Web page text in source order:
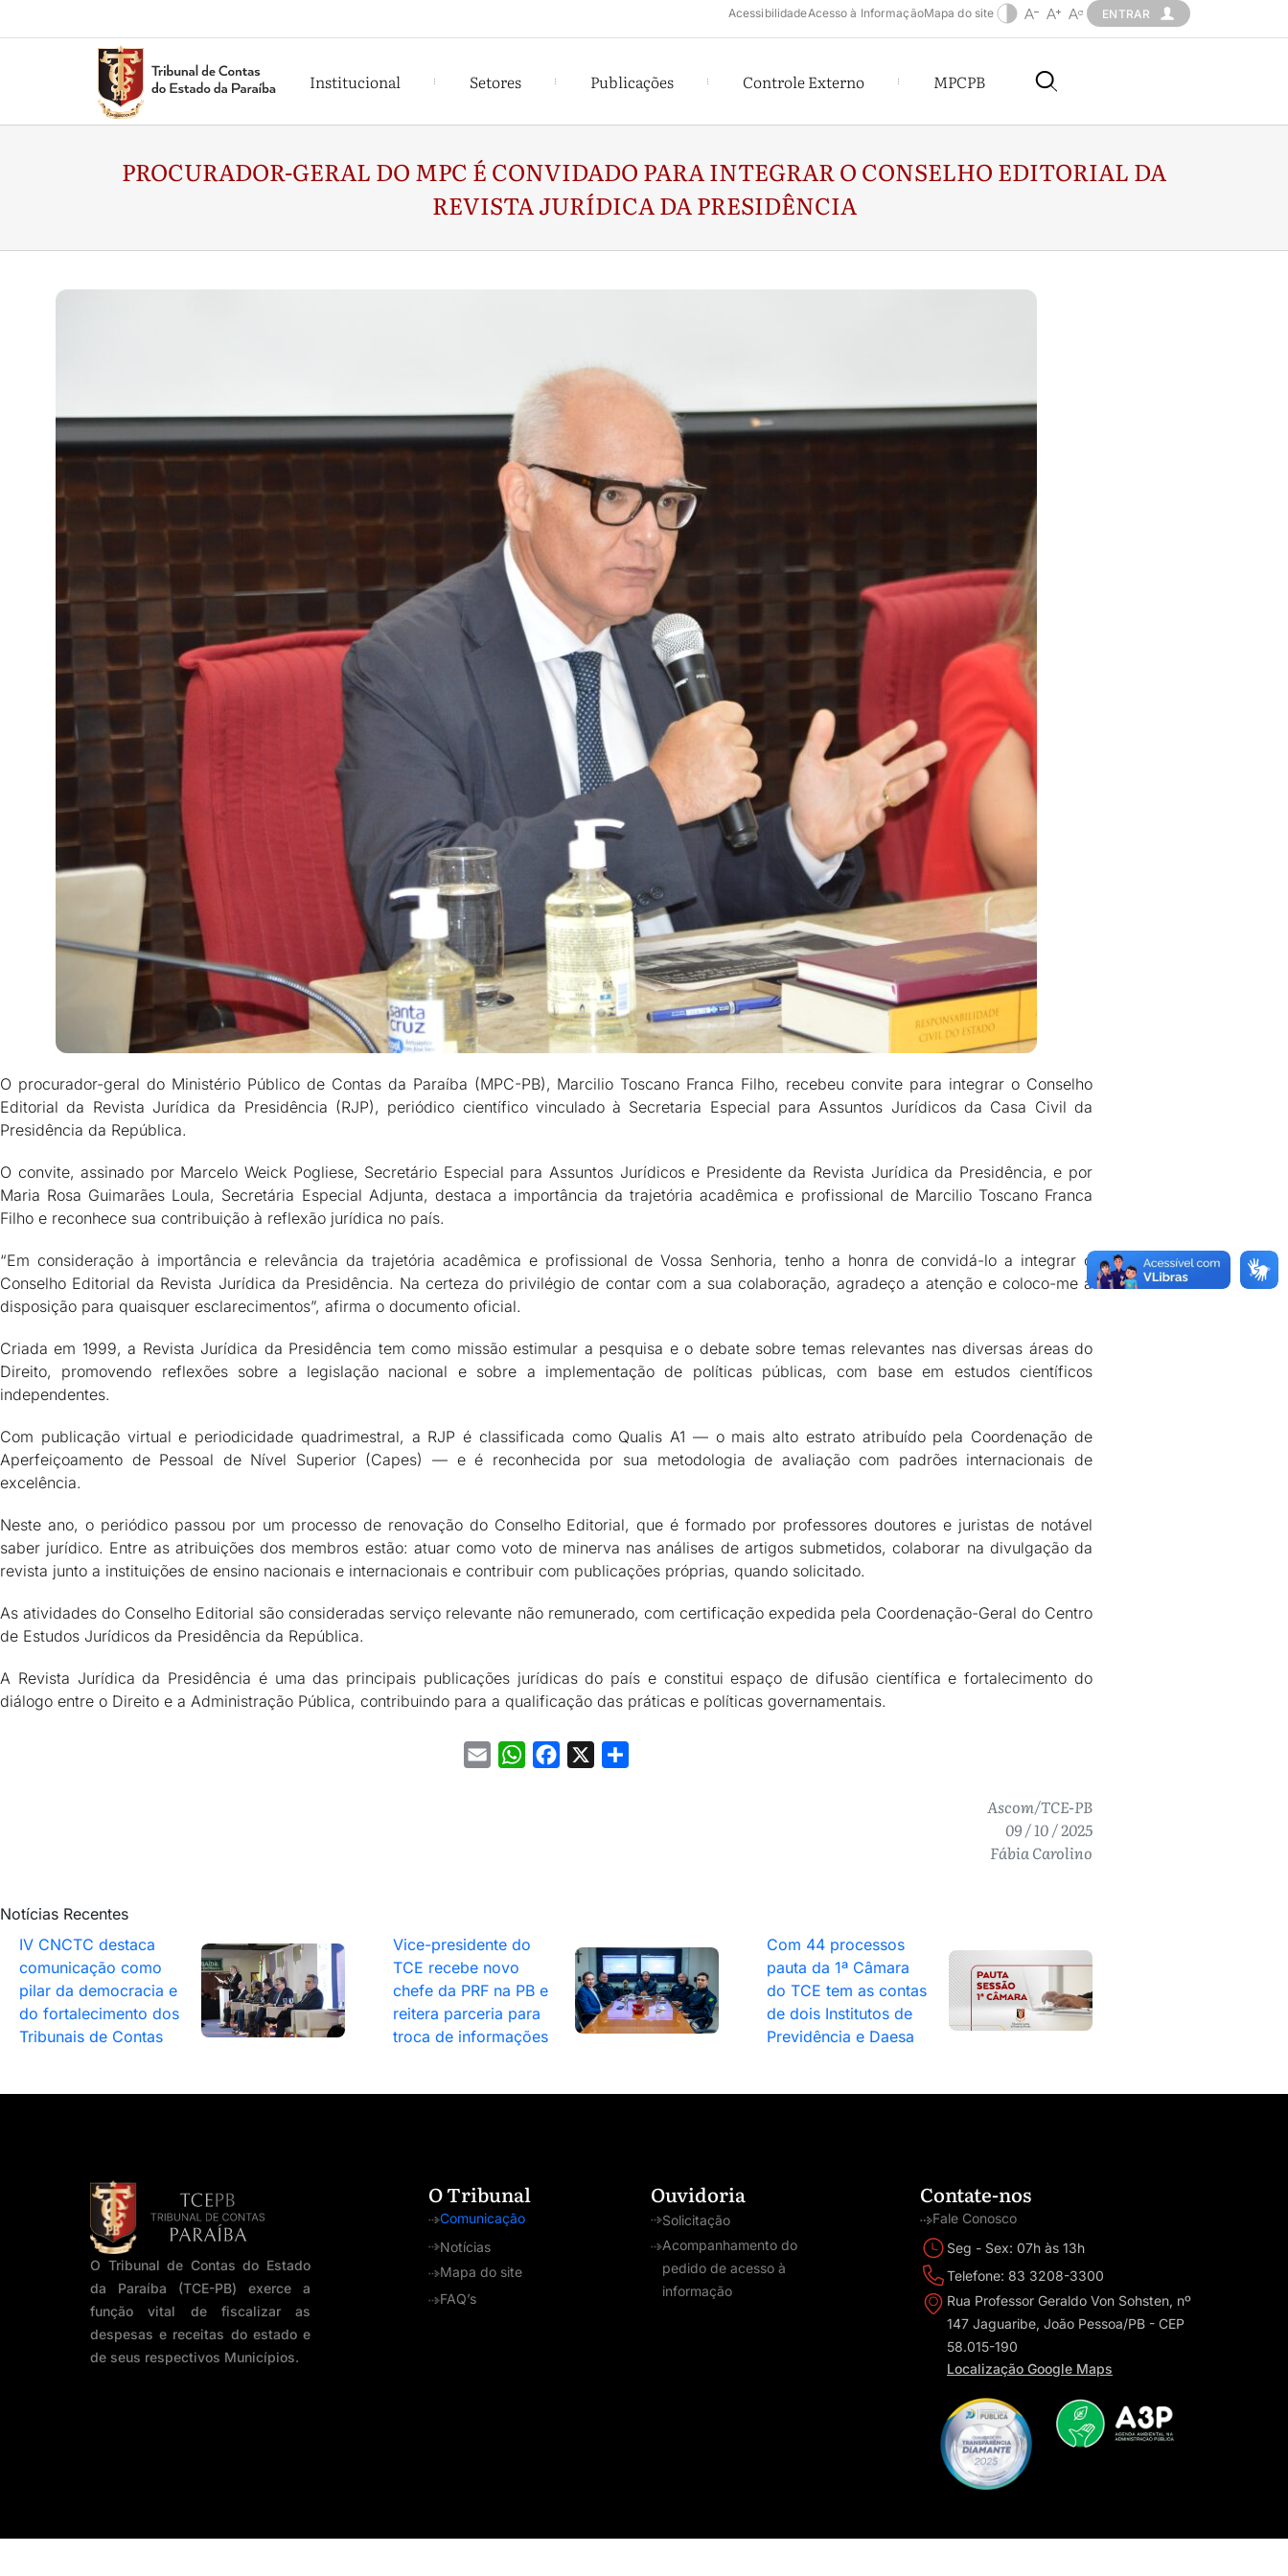
AcessibilidadeAcesso à InformaçãoMapa do site ENTRAR
Institucional Setores Publicações Controle Externo MPCPB
PROCURADOR-GERAL DO MPC É CONVIDADO PARA INTEGRAR O CONSELHO EDITORIAL DA
REVISTA JURÍDICA DA PRESIDÊNCIA
O procurador-geral do Ministério Público de Contas da Paraíba (MPC-PB), Marcilio Toscano Franca Filho, recebeu convite para integrar o Conselho
Editorial da Revista Jurídica da Presidência (RJP), periódico científico vinculado à Secretaria Especial para Assuntos Jurídicos da Casa Civil da
Presidência da República.
O convite, assinado por Marcelo Weick Pogliese, Secretário Especial para Assuntos Jurídicos e Presidente da Revista Jurídica da Presidência, e por
Maria Rosa Guimarães Loula, Secretária Especial Adjunta, destaca a importância da trajetória acadêmica e profissional de Marcilio Toscano Franca
Filho e reconhece sua contribuição à reflexão jurídica no país.
“Em consideração à importância e relevância da trajetória acadêmica e profissional de Vossa Senhoria, tenho a honra de convidá-lo a integrar o
Conselho Editorial da Revista Jurídica da Presidência. Na certeza do privilégio de contar com a sua colaboração, agradeço a atenção e coloco-me à
disposição para quaisquer esclarecimentos”, afirma o documento oficial.
Criada em 1999, a Revista Jurídica da Presidência tem como missão estimular a pesquisa e o debate sobre temas relevantes nas diversas áreas do
Direito, promovendo reflexões sobre a legislação nacional e sobre a implementação de políticas públicas, com base em estudos científicos
independentes.
Com publicação virtual e periodicidade quadrimestral, a RJP é classificada como Qualis A1 — o mais alto estrato atribuído pela Coordenação de
Aperfeiçoamento de Pessoal de Nível Superior (Capes) — e é reconhecida por sua metodologia de avaliação com padrões internacionais de
excelência.
Neste ano, o periódico passou por um processo de renovação do Conselho Editorial, que é formado por professores doutores e juristas de notável
saber jurídico. Entre as atribuições dos membros estão: atuar como voto de minerva nas análises de artigos submetidos, colaborar na divulgação da
revista junto a instituições de ensino nacionais e internacionais e contribuir com publicações próprias, quando solicitado.
As atividades do Conselho Editorial são consideradas serviço relevante não remunerado, com certificação expedida pela Coordenação-Geral do Centro
de Estudos Jurídicos da Presidência da República.
A Revista Jurídica da Presidência é uma das principais publicações jurídicas do país e constitui espaço de difusão científica e fortalecimento do
diálogo entre o Direito e a Administração Pública, contribuindo para a qualificação das práticas e políticas governamentais.
Email WhatsAppFacebook
Ascom/TCE-PB
09 / 10 / 2025
Fábia Carolino
Notícias Recentes
IV CNCTC destaca
comunicação como
pilar da democracia e
do fortalecimento dos
Tribunais de Contas
Vice-presidente do
TCE recebe novo
chefe da PRF na PB e
reitera parceria para
troca de informações
Com 44 processos
pauta da 1ª Câmara
do TCE tem as contas
de dois Institutos de
Previdência e Daesa
O Tribunal de Contas do Estado
da Paraíba (TCE-PB) exerce a
função vital de fiscalizar as
despesas e receitas do estado e
de seus respectivos Municípios.
O Tribunal
Comunicação
Notícias
Mapa do site
FAQ’s
Ouvidoria
Solicitação
Acompanhamento do
pedido de acesso à
informação
Contate-nos
Fale Conosco
Seg - Sex: 07h às 13h
Telefone: 83 3208-3300
Rua Professor Geraldo Von Sohsten, nº
147 Jaguaribe, João Pessoa/PB - CEP
58.015-190
Localização Google Maps